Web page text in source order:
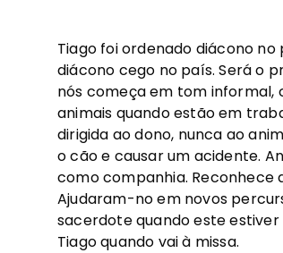
Tiago foi ordenado diácono
diácono cego no país. Será o
nós começa em tom informal,
animais quando estão em
dirigida ao dono, nunca ao
o cão e causar um acidente.
como companhia. Reconhece
Ajudaram-no em novos
sacerdote quando este
Tiago quando vai à missa.